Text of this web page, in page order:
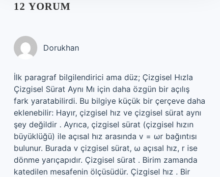
12 YORUM
Dorukhan
İlk paragraf bilgilendirici ama düz; Çizgisel Hızla
Çizgisel Sürat Aynı Mı için daha özgün bir açılış
fark yaratabilirdi. Bu bilgiye küçük bir çerçeve daha
eklenebilir: Hayır, çizgisel hız ve çizgisel sürat aynı
şey değildir . Ayrıca, çizgisel sürat (çizgisel hızın
büyüklüğü) ile açısal hız arasında v = ωr bağıntısı
bulunur. Burada v çizgisel sürat, ω açısal hız, r ise
dönme yarıçapıdır. Çizgisel sürat . Birim zamanda
katedilen mesafenin ölçüsüdür. Çizgisel hız . Bir